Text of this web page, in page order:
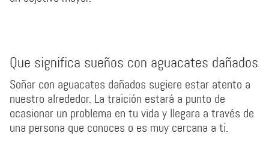
Que significa sueños con aguacates dañados
Soñar con aguacates dañados sugiere estar atento a
nuestro alrededor. La traición estará a punto de
ocasionar un problema en tu vida y llegara a través de
una persona que conoces o es muy cercana a ti.